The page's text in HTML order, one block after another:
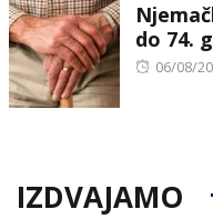
do 74.
Posted
06/08/
IZDVAJAMO